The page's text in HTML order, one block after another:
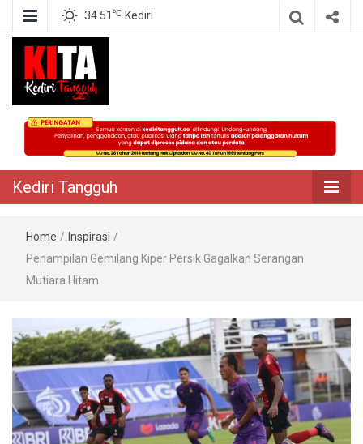
34.51 ℃ Kediri
Kediri Tangguh
Berita Akurat Terpercaya
Kediri Tangguh
Home / Inspirasi /
Penampilan Gemilang Kiper Persik Gagalkan Serangan
Mutiara Hitam